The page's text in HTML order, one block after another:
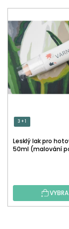
3 + 1
Lesklý lak pro
50ml (malování
produktu
je